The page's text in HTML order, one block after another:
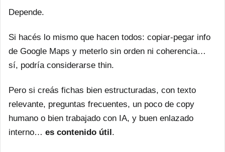
Depende.
Si hacés lo mismo que hacen todos: copiar-pegar info
de Google Maps y meterlo sin orden ni coherencia…
sí, podría considerarse thin.
Pero si creás fichas bien estructuradas, con texto
relevante, preguntas frecuentes, un poco de copy
humano o bien trabajado con IA, y buen enlazado
interno… es contenido útil .